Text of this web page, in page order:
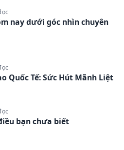
nay dưới góc nhìn chuyên
Quốc Tế: Sức Hút Mãnh Liệt
bạn chưa biết